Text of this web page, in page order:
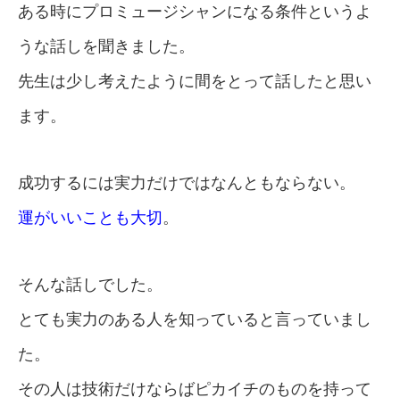
ある時にプロミュージシャンになる条件というよ
うな話しを聞きました。
先生は少し考えたように間をとって話したと思い
ます。
成功するには実力だけではなんともならない。
運がいいことも大切 。
そんな話しでした。
とても実力のある人を知っていると言っていまし
た。
その人は技術だけならばピカイチのものを持って